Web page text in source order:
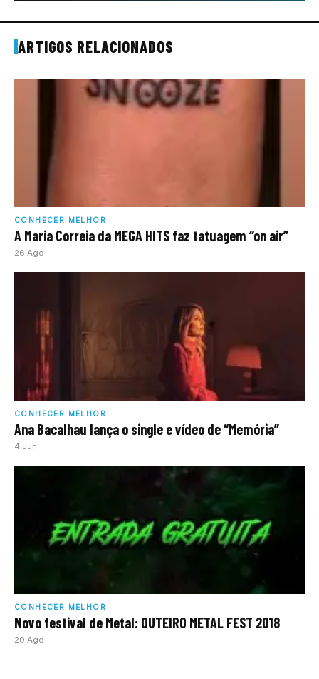
ARTIGOS RELACIONADOS
CONHECER MELHOR
A Maria Correia da MEGA HITS faz tatuagem “on air”
26 Ago
CONHECER MELHOR
Ana Bacalhau lança o single e vídeo de “Memória”
4 Jun
CONHECER MELHOR
Novo festival de Metal: OUTEIRO METAL FEST 2018
20 Ago